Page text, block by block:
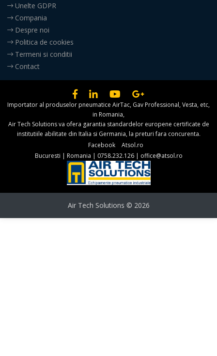
Unelte GDPR
Compania
Despre noi
Politica de cookies
Termeni si conditii
Contact
Importator al produselor pneumatice AirTac, Gav Professional, Vesta, etc,
in Romania,
Air Tech Solutions va ofera garantia standardelor europene certificate de
institutiile abilitate din Italia si Germania, la preturi fara concurenta.
Facebook
Atsol.ro
Bucuresti
Romania 0758.232.126| office@atsol.ro
Air Tech Solutions © 2026